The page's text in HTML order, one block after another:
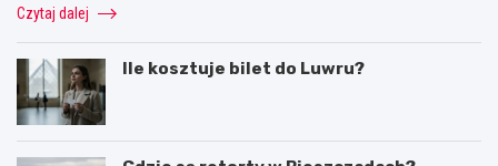
Czytaj dalej
Ile kosztuje bilet do Luwru?